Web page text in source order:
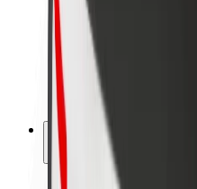
Rəhbərlik
Brend
Media
Urban Fondu
Təhlükəsizlik
Sərnişin təhlükəsizliyi